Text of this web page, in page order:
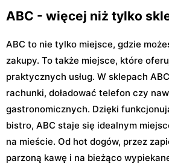
ABC - więcej niż tylko
ABC to nie tylko miejsce, gdzie
zakupy. To także miejsce, które
praktycznych usług. W sklepach
rachunki, doładować telefon czy
gastronomicznych. Dzięki
bistro, ABC staje się idealnym
na mieście. Od hot dogów, przez
parzoną kawę i na bieżąco